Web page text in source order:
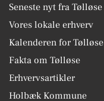
Seneste nyt fra Tølløse
Vores lokale erhverv
Kalenderen for Tølløse
Fakta om Tølløse
Erhvervsartikler
Holbæk Kommune